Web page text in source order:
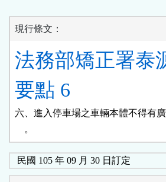
現行條文：
法務部矯正署泰
要點 6
六、進入停車場之車輛本體不得有
    。
民國 105 年 09 月 30 日訂定